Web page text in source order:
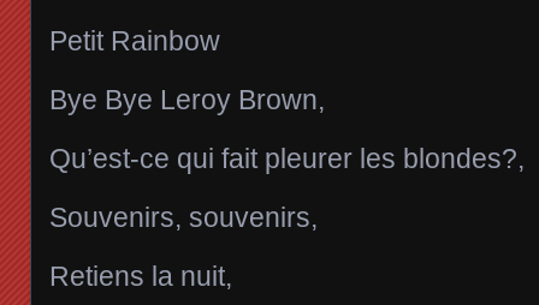
Petit Rainbow
Bye Bye Leroy Brown,
Qu’est-ce qui fait pleurer les blondes?,
Souvenirs, souvenirs,
Retiens la nuit,